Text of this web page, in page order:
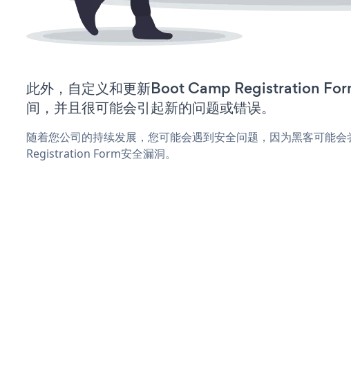
此外，自定义和更新Boot Camp Registration
间，并且很可能会引起新的问题或错误。
随着您公司的持续发展，您可能会遇到安全问题，因为黑客可能
Registration Form安全漏洞。